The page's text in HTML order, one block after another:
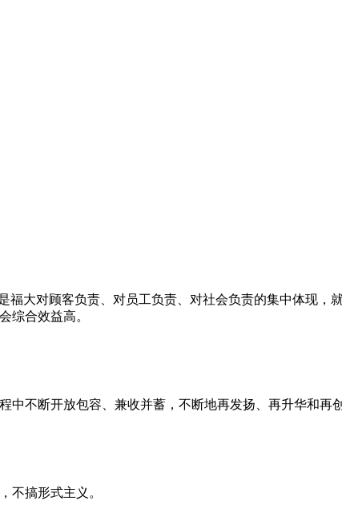
大对顾客负责、对员工负责、对社会负责的集中体现，
综合效益高。
不断开放包容、兼收并蓄，不断地再发扬、再升华和再创
不搞形式主义。